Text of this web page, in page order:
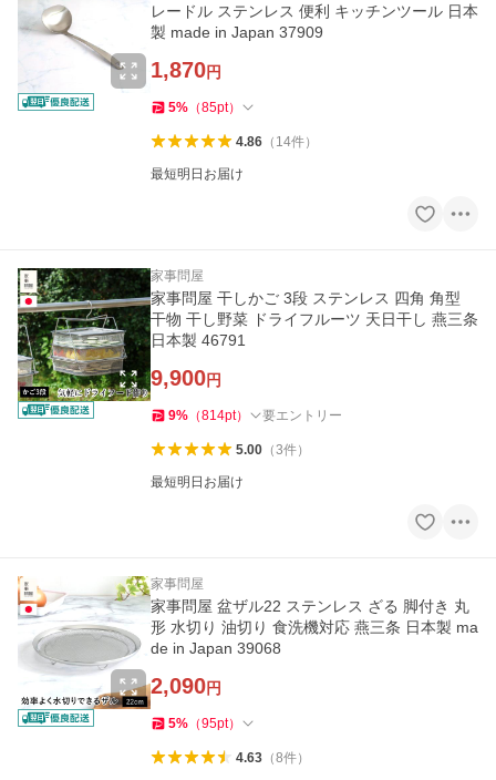
レードル ステンレス 便利 キッチンツール 日本
製 made in Japan 37909
1,870円
5% （85pt）
4.86（ 14件）
最短明日お届け
家事問屋
家事問屋 干しかご 3段 ステンレス 四角 角型
干物 干し野菜 ドライフルーツ 天日干し 燕三条
日本製 46791
9,900円
9% （814pt） 要エントリー
5.00（3件）
最短明日お届け
家事問屋
家事問屋 盆ザル22 ステンレス ざる 脚付き 丸
形 水切り 油切り 食洗機対応 燕三条 日本製 ma
de in Japan 39068
2,090円
5% （95pt）
4.63（8件）